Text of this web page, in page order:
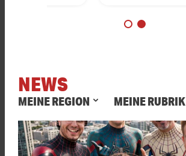
NEWS
MEINE REGION MEINE RUBRIK